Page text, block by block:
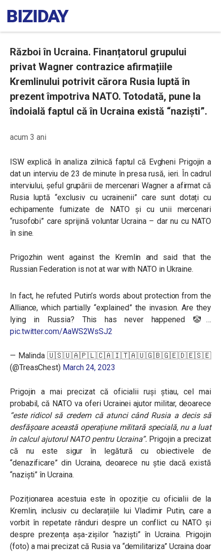
Război în Ucraina. Finanțatorul grupului
privat Wagner contrazice afirmațiile
Kremlinului potrivit cărora Rusia luptă în
prezent împotriva NATO. Totodată, pune la
îndoială faptul că în Ucraina există “naziști”.
acum 3 ani
ISW explică în analiza zilnică faptul că Evgheni Prigojin a
dat un interviu de 23 de minute în presa rusă, ieri. În cadrul
interviului, șeful grupării de mercenari Wagner a afirmat că
Rusia luptă “exclusiv cu ucrainenii” care sunt dotați cu
echipamente furnizate de NATO și cu unii mercenari
“rusofobi” care sprijină voluntar Ucraina – dar nu cu NATO
în sine.
Prigozhin went against the Kremlin and said that the
Russian Federation is not at war with NATO in Ukraine.
In fact, he refuted Putin’s words about protection from the
Alliance, which partially “explained” the invasion. Are they
lying in Russia? This has never happened 🤡…
pic.twitter.com/AaWS2WsSJ2
— Malinda 🇺🇸🇺🇦🇵🇱🇨🇦🇮🇹🇦🇺🇬🇧🇬🇪🇩🇪🇸🇪
(@TreasChest) March 24, 2023
Prigojin a mai precizat că oficialii ruși știau, cel mai
probabil, că NATO va oferi Ucrainei ajutor militar, deoarece
“este ridicol să credem că atunci când Rusia a decis să
desfășoare această operațiune militară specială, nu a luat
în calcul ajutorul NATO pentru Ucraina”. Prigojin a precizat
că nu este sigur în legătură cu obiectivele de
“denazificare” din Ucraina, deoarece nu știe dacă există
“naziști” în Ucraina.
Poziționarea acestuia este în opoziție cu oficialii de la
Kremlin, inclusiv cu declarațiile lui Vladimir Putin, care a
vorbit în repetate rânduri despre un conflict cu NATO și
despre prezența așa-zișilor “naziști” în Ucraina. Prigojin
(foto) a mai precizat că Rusia va “demilitariza” Ucraina doar